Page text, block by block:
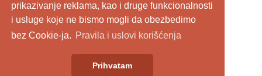
prikazivanje reklama, kao i druge funkcionalnosti
i usluge koje ne bismo mogli da obezbedimo
bez Cookie-ja. Pravila i uslovi korišćenja
Prihvatam